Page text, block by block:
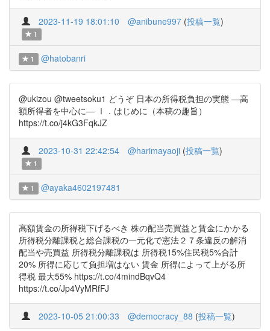
2023-11-19 18:01:10 @anibune997 (投稿一覧)
1
1 @hatobanri
@ukizou @tweetsoku1 どうぞ 日本の所得税負担の実態 ―高
額所得者を中心に― Ⅰ．はじめに（本稿の趣旨）
https://t.co/j4kG3FqkJZ
2023-10-31 22:42:54 @harimayaoji (投稿一覧)
1
1 @ayaka4602197481
高額賃金の所得税下げるべき 株の配当売買益と賃金にかかる
所得税分離課税と総合課税の一元化で憲法２７条違反の解消
配当や売買益 所得税分離課税は 所得税15%住民税5%合計
20% 所得に応じて負担増はない 賃金 所得によって上がる所
得税 最大55% https://t.co/4mindBqvQ4
https://t.co/Jp4VyMRfFJ
2023-10-05 21:00:33 @democracy_88 (投稿一覧)